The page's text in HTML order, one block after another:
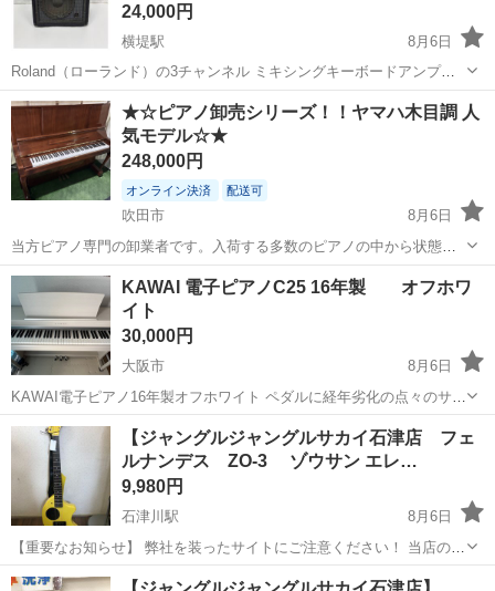
24,000円
横堤駅
8月6日
Roland（ローランド）の3チャンネル ミキシングキーボードアンプ
KC-60です。通電・音出しともに確認済みです。 【内容】 ・型番：
KC-60（3-CHミキシングキーボードアンプ） ・電源：AC100V 50/6...
大阪 大阪市 横堤駅 アンプ ローランド
★☆ピアノ卸売シリーズ！！ヤマハ木目調 人
気モデル☆★
248,000円
オンライン決済 配送可
吹田市
8月6日
当方ピアノ専門の卸業者です。入荷する多数のピアノの中から状態が
良く美品なものや稀少品を厳選し、一般向けに直販にてご提供致しま
す。 中古品ですのでごく細かなキズや補修跡等がある場合もございま
すが、ご理解をお願い致します。新...
大阪 吹田市 鍵盤楽器、ピアノ
KAWAI 電子ピアノC25 16年製 オフホワ
イト
30,000円
大阪市
8月6日
KAWAI電子ピアノ16年製オフホワイト ペダルに経年劣化の点々のサ
ビ、ペダル上ウッド部分に小さい傷あり。（写真5枚目）
大阪 大阪市 鍵盤楽器、ピアノ
【ジャングルジャングルサカイ石津店 フェ
ルナンデス ZO-3 ゾウサン エレ…
9,980円
石津川駅
8月6日
【重要なお知らせ】 弊社を装ったサイトにご注意ください！ 当店のジ
モティー出品情報・画像が、複数のサイトに転載されていることが確
大阪 堺市 石津川駅 弦楽器、ギター エレキギター